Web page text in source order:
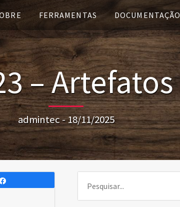
FERRAMENTAS DOCUMENTAÇÃO
– Artefatos
admintec - 18/11/2025